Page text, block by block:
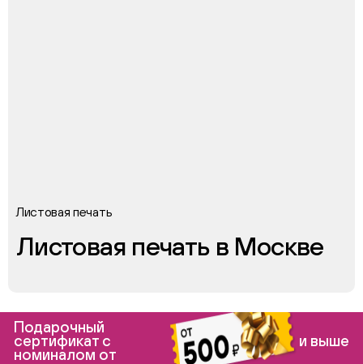
Листовая печать
Листовая печать в Москве
Подарочный
сертификат с
номиналом от
и выше